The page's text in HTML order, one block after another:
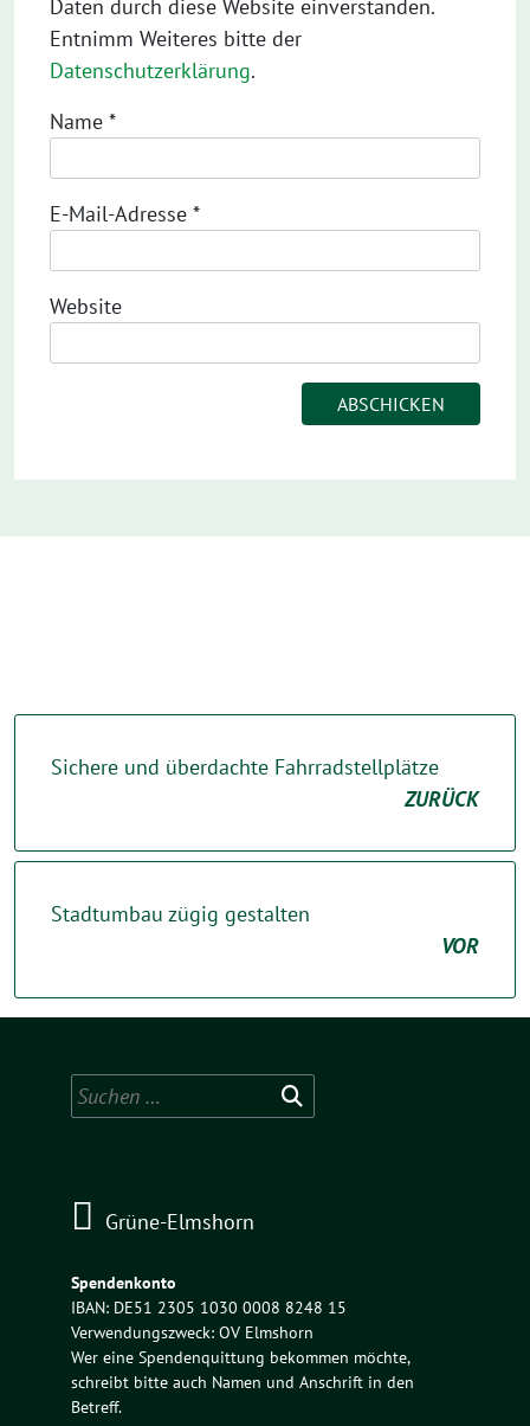
Daten durch diese Website einverstanden.
Entnimm Weiteres bitte der
Datenschutzerklärung.
Name *
E-Mail-Adresse *
Website
Sichere und überdachte Fahrradstellplätze
ZURÜCK
Stadtumbau zügig gestalten
VOR
Suchen
nach:
Grüne-Elmshorn
Spendenkonto
IBAN: DE51 2305 1030 0008 8248 15
Verwendungszweck: OV Elmshorn
Wer eine Spendenquittung bekommen möchte,
schreibt bitte auch Namen und Anschrift in den
Betreff.